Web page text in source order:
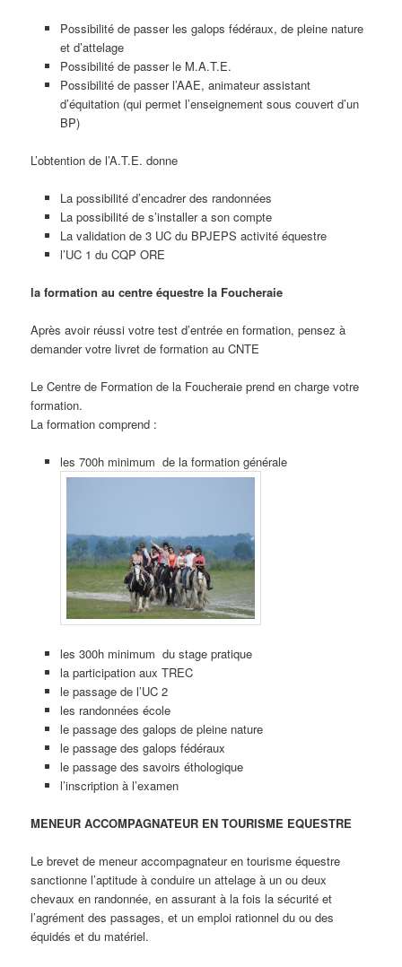
Possibilité de passer les galops fédéraux, de pleine nature
et d’attelage
Possibilité de passer le M.A.T.E.
Possibilité de passer l’AAE, animateur assistant
d’équitation (qui permet l’enseignement sous couvert d’un
BP)
L’obtention de l’A.T.E. donne
La possibilité d’encadrer des randonnées
La possibilité de s’installer a son compte
La validation de 3 UC du BPJEPS activité équestre
l’UC 1 du CQP ORE
la formation au centre équestre la Foucheraie
Après avoir réussi votre test d’entrée en formation, pensez à
demander votre livret de formation au CNTE
Le Centre de Formation de la Foucheraie prend en charge votre
formation.
La formation comprend :
les 700h minimum de la formation générale
les 300h minimum du stage pratique
la participation aux TREC
le passage de l’UC 2
les randonnées école
le passage des galops de pleine nature
le passage des galops fédéraux
le passage des savoirs éthologique
l’inscription à l’examen
MENEUR ACCOMPAGNATEUR EN TOURISME EQUESTRE
Le brevet de meneur accompagnateur en tourisme équestre
sanctionne l’aptitude à conduire un attelage à un ou deux
chevaux en randonnée, en assurant à la fois la sécurité et
l’agrément des passages, et un emploi rationnel du ou des
équidés et du matériel.